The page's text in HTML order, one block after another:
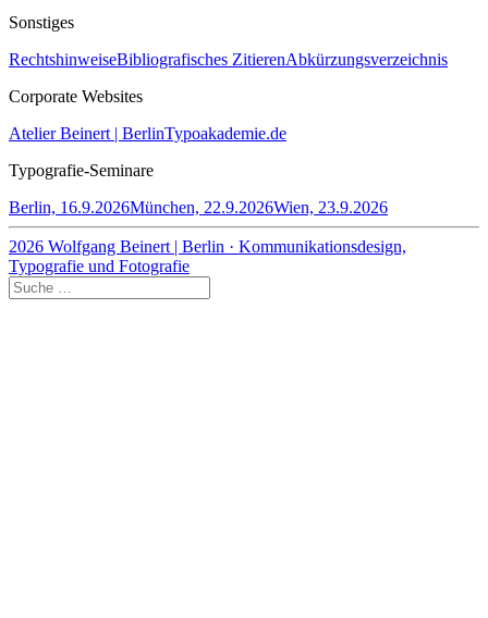
Sonstiges
RechtshinweiseBibliografisches ZitierenAbkürzungsverzeichnis
Corporate Websites
Atelier Beinert | BerlinTypoakademie.de
Typografie-Seminare
Berlin, 16.9.2026München, 22.9.2026Wien, 23.9.2026
2026 Wolfgang Beinert | Berlin · Kommunikationsdesign,
Typografie und Fotografie